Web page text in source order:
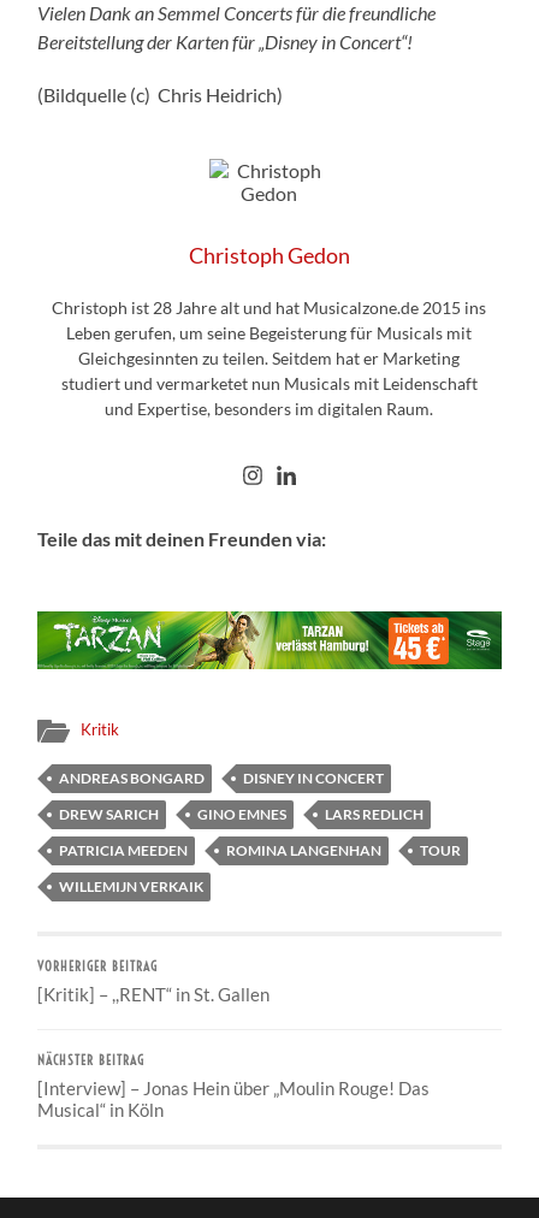
Vielen Dank an Semmel Concerts für die freundliche
Bereitstellung der Karten für „Disney in Concert“!
(Bildquelle (c) Chris Heidrich)
Christoph Gedon
Christoph ist 28 Jahre alt und hat Musicalzone.de 2015 ins
Leben gerufen, um seine Begeisterung für Musicals mit
Gleichgesinnten zu teilen. Seitdem hat er Marketing
studiert und vermarketet nun Musicals mit Leidenschaft
und Expertise, besonders im digitalen Raum.
Teile das mit deinen Freunden via:
Kritik
ANDREAS BONGARD
DISNEY IN CONCERT
DREW SARICH
GINO EMNES
LARS REDLICH
PATRICIA MEEDEN
ROMINA LANGENHAN
TOUR
WILLEMIJN VERKAIK
VORHERIGER BEITRAG
[Kritik] – ,,RENT“ in St. Gallen
NÄCHSTER BEITRAG
[Interview] – Jonas Hein über „Moulin Rouge! Das
Musical“ in Köln